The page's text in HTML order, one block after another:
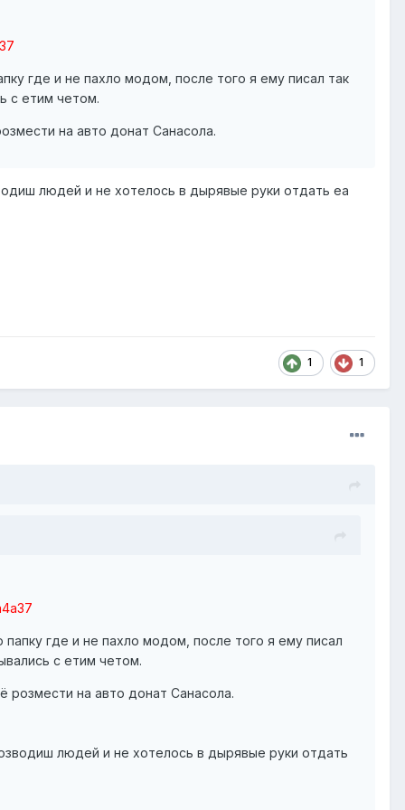
где и не пахло модом, после того я ему писал так
с етим четом.
на авто донат Санасола.
людей и не хотелось в дырявые руки отдать еа
1 1
где и не пахло модом, после того я ему писал
с етим четом.
розмести на авто донат Санасола.
людей и не хотелось в дырявые руки отдать